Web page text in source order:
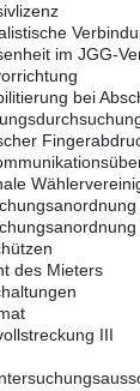
im JGG-
bei
des Mieters
III